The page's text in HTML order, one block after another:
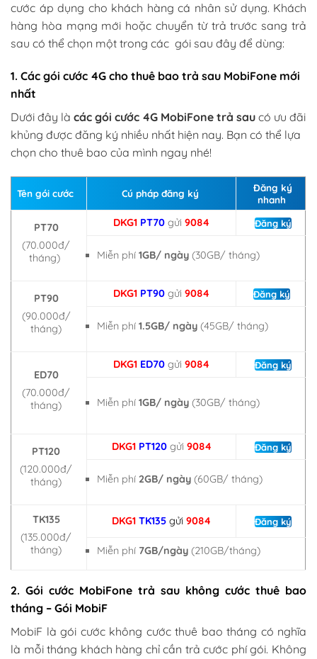
cước áp dụng cho khách hàng cá nhân sử dụng. Khách
hàng hòa mạng mới hoặc chuyển từ trả trước sang trả
sau có thể chọn một trong các gói sau đây để dùng:
1. Các gói cước 4G cho thuê bao trả sau MobiFone mới
nhất
Dưới đây là các gói cước 4G MobiFone trả sau có ưu đãi
khủng được đăng ký nhiều nhất hiện nay. Bạn có thể lựa
chọn cho thuê bao của mình ngay nhé!
Tên gói cước Cú pháp đăng ký
Đăng ký
nhanh
PT70
(70.000đ/
tháng)
DKG1 PT70 gửi 9084 Đăng ký
Miễn phí1GB/ ngày (30GB/ tháng)
PT90
(90.000đ/
tháng)
DKG1 PT90 gửi 9084 Đăng ký
Miễn phí1.5GB/ ngày (45GB/ tháng)
ED70
(70.000đ/
tháng)
DKG1 ED70 gửi 9084 Đăng ký
Miễn phí1GB/ ngày (30GB/ tháng)
PT120
(120.000đ/
tháng)
DKG1 PT120gửi 9084 Đăng ký
Miễn phí2GB/ ngày (60GB/ tháng)
TK135
(135.000đ/
tháng)
DKG1 TK135 gửi 9084 Đăng ký
Miễn phí 7GB/ngày (210GB/tháng)
2. Gói cước MobiFone trả sau không cước thuê bao
tháng – Gói MobiF
MobiF là gói cước không cước thuê bao tháng có nghĩa
là mỗi tháng khách hàng chỉ cần trả cước phí gói. Không